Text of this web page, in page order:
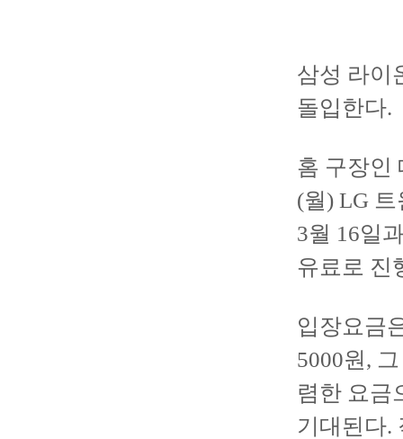
삼성 라이
돌입한다.
홈 구장인
(월) LG
3월 16일
유료로 진
입장요금
5000원,
렴한 요금
기대된다.